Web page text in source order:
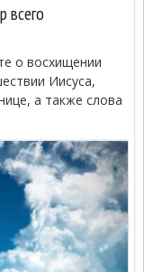
всего
о восхищении
Иисуса,
а также слова